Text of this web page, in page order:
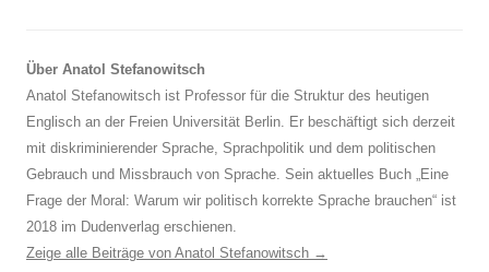
Über Anatol Stefanowitsch
Anatol Stefanowitsch ist Professor für die Struktur des heutigen
Englisch an der Freien Universität Berlin. Er beschäftigt sich derzeit
mit diskriminierender Sprache, Sprachpolitik und dem politischen
Gebrauch und Missbrauch von Sprache. Sein aktuelles Buch „Eine
Frage der Moral: Warum wir politisch korrekte Sprache brauchen“ ist
2018 im Dudenverlag erschienen.
Zeige alle Beiträge von Anatol Stefanowitsch →